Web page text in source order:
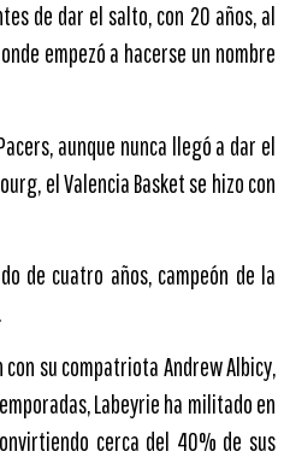
de dar el salto, con 20 años, al
empezó a hacerse un nombre
aunque nunca llegó a dar el
el Valencia Basket se hizo con
de cuatro años, campeón de la
su compatriota Andrew Albicy,
Labeyrie ha militado en
cerca del 40% de sus